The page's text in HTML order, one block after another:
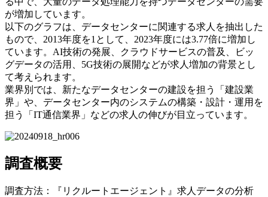
が増加しています。
以下のグラフは、データセンターに関連する求人を抽出した
もので、2013年度を1として、2023年度には3.77倍に増加し
ています。AI技術の発展、クラウドサービスの普及、ビッ
グデータの活用、5G技術の展開などが求人増加の背景とし
て考えられます。
業界別では、新たなデータセンターの建設を担う「建設業
界」や、データセンター内のシステムの構築・設計・運用を
担う「IT通信業界」などの求人の伸びが目立っています。
調査概要
調査方法：『リクルートエージェント』求人データの分析